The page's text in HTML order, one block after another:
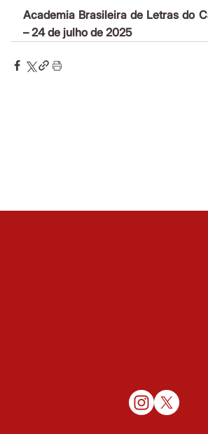
Academia Brasileira de Letras do
– 24 de julho de 2025